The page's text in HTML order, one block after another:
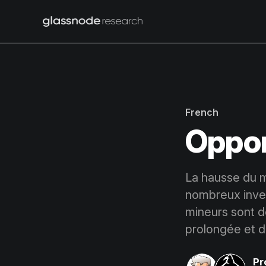
French
La hausse du
nombreux
mineurs sont
prolongée et